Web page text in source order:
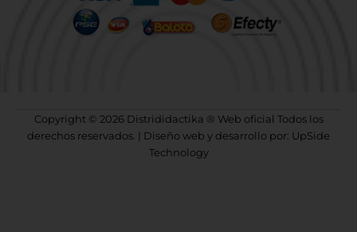
Copyright © 2026 Distrididactika ® Web oficial Todos los
derechos reservados. | Diseño web y desarrollo por: UpSide
Technology